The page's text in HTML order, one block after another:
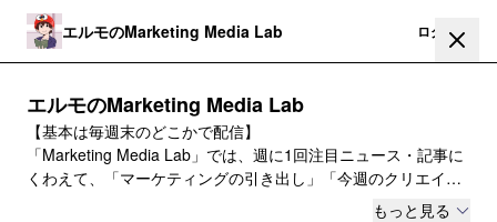
エルモのMarketing Media Lab ログイン
エルモのMarketing Media Lab
【基本は毎週末のどこかで配信】
「Marketing Media Lab」では、週に1回注目ニュース・記事に
くわえて、「マーケティングの引き出し」「今週のクリエイテ
ィブ」「おすすめ本」「筆者の思考」をお届けします。もっと見る